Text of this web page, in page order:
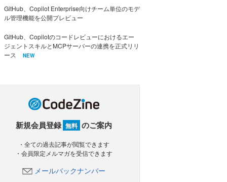
GitHub、Copilot Enterprise向けチーム単位のモデ
ル管理機能を公開プレビュー
GitHub、Copilotのコードレビューにおけるエー
ジェントスキルとMCPサーバーの連携を正式リリ
ース
NEW
新規会員登録 無料 のご案内
・全ての過去記事が閲覧できます
・会員限定メルマガを受信できます
メールバックナンバー